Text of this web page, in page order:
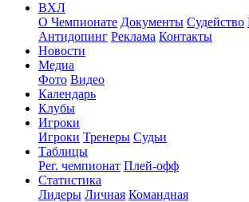
ВХЛ
О Чемпионате Документы Судейство
Антидопинг Реклама Контакты
Новости
Медиа
Фото Видео
Календарь
Клубы
Игроки
Игроки Тренеры Судьи
Таблицы
Рег. чемпионат Плей-офф
Статистика
Лидеры Личная Командная